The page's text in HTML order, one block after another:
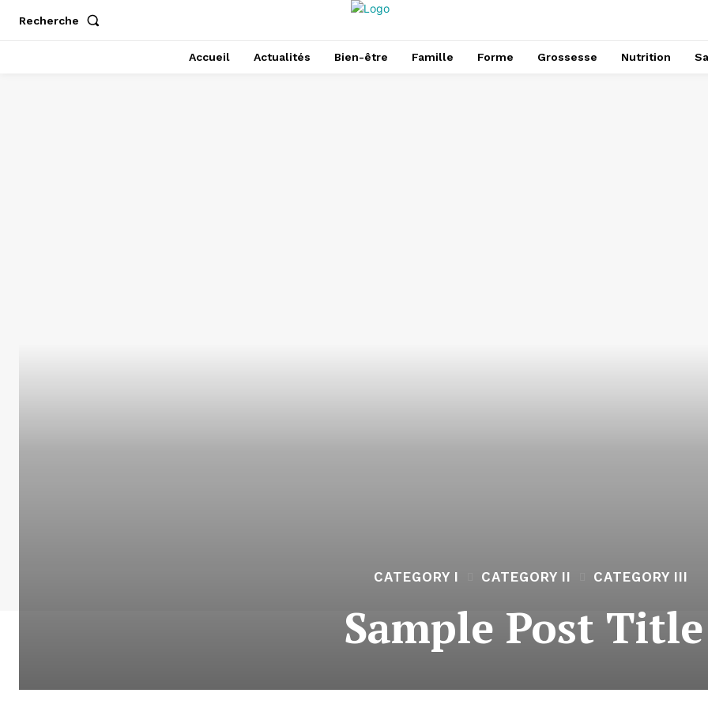
Recherche
Accueil Actualités Bien-être Famille Forme Grossesse Nutrition
CATEGORY I CATEGORY II CATEGORY III
Sample Post